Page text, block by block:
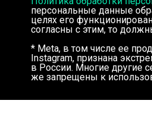
персональные данные
целях его
согласны с этим, то
* Meta, в том числе ее
Instagram, признана
в России. Многие другие
же запрещены к